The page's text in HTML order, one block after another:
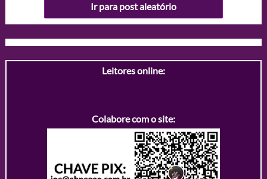
Ir para post aleatório
Leitores online:
Colabore com o site: